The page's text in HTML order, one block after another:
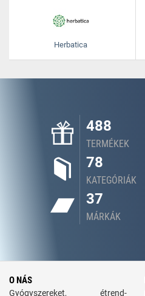
Herbatica
488
TERMÉKEK
78
KATEGÓRIÁK
37
MÁRKÁK
O NÁS
Gyógyszereket, étrend-